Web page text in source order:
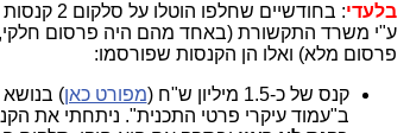
בלעדי: בחודשיים שחלפו הוטלו על סלקום 2 קנסות בסכומים משמעותיים, קנסות,
ע"י משרד התקשורת (באחד מהם היה פרסום
פרסום מלא) ואלו הן הקנסות שפורסמו:
קנס של כ-1.5 מיליון ש"ח (
מפורט כאן)
ב"עמוד ‏עיקרי ‏פרטי ‏התכנית". ניתחתי את